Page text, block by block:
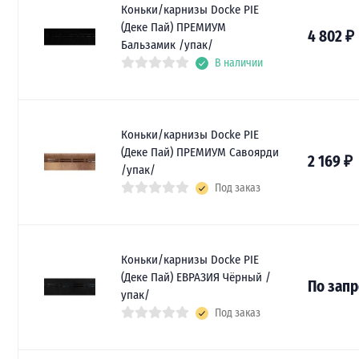
Коньки/карнизы Docke PIE
(Деке Пай) ПРЕМИУМ
Бальзамик /упак/
В наличии
4 802₽
Коньки/карнизы Docke PIE
(Деке Пай) ПРЕМИУМ Савоярди
/упак/
Под заказ
2 169₽
Коньки/карнизы Docke PIE
(Деке Пай) ЕВРАЗИЯ Чёрный /
упак/
Под заказ
По